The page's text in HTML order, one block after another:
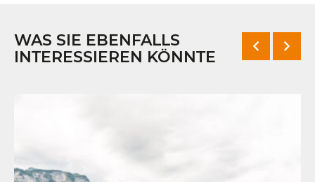
WAS SIE EBENFALLS
INTERESSIEREN KÖNNTE